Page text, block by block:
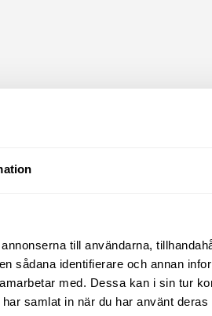
till användarna,
sådana identifierare och annan
med. Dessa kan i sin tur
samlat in när du har använt deras
Lägg till i varukorg